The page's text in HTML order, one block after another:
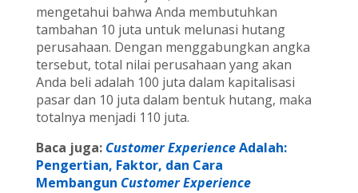
mengetahui bahwa Anda membutuhkan
tambahan 10 juta untuk melunasi hutang
perusahaan. Dengan menggabungkan angka
tersebut, total nilai perusahaan yang akan
Anda beli adalah 100 juta dalam kapitalisasi
pasar dan 10 juta dalam bentuk hutang, maka
totalnya menjadi 110 juta.
Baca juga: Customer ExperienceAdalah:
Pengertian, Faktor, dan Cara
Membangun Customer Experience